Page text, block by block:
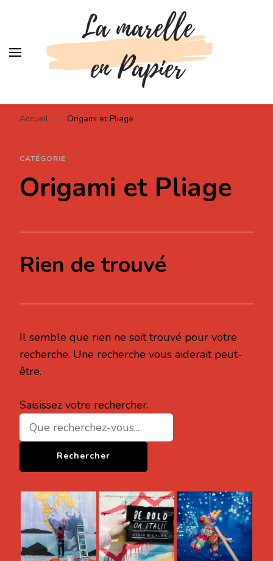
Lamarelleenpapier
Pour votre inspiration !
Accueil Origami et Pliage
CATÉGORIE
Origami et Pliage
Rien de trouvé
Il semble que rien ne soit trouvé pour votre
recherche. Une recherche vous aiderait peut-
être.
Vous
recherchiez
quelque
Saisissez votre rechercher.